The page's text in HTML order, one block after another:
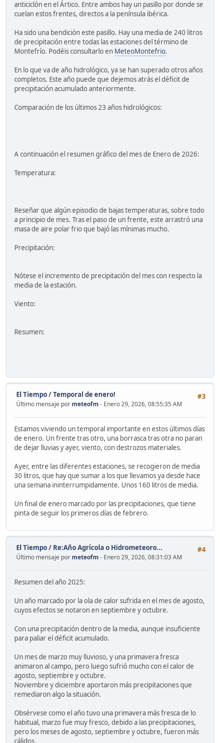
anticiclón en el Ártico. Entre ambos hay un pasillo por donde se
cuelan estos frentes, directos a la península ibérica.
Ha sido una bendición este pasillo. Hay una media de 240 litros
de precipitación entre todas las estaciones del término de
Montefrío. Podéis consultarlo en MeteoMontefrio.
En lo que va de año hidrológico, ya se han superado otros años
completos. Este año puede que dejemos atrás el déficit de
precipitación acumulado anteriormente.
Comparación de los últimos 23 años hidrológicos:
A continuación el resumen gráfico del mes de Enero de 2026:
Temperatura:
Reseñar que algún episodio de bajas temperaturas, sobre todo
a principio de mes. Tras el paso de un frente, este arrastró una
masa de aire polar frio que bajó las mínimas mucho.
Precipitación:
Nótese el incremento de precipitación del mes con respecto la
media de la estación.
Viento:
Resumen:
#3
El Tiempo/Temporal de enero!
Último mensaje por meteofm - Enero 29, 2026, 08:55:35 AM
Estamos viviendo un temporal importante en estos últimos días
de enero. Un frente tras otro, una borrasca tras otra no paran
de dejar lluvias y ayer, viento, con destrozos materiales.
Ayer, entre las diferentes estaciones, se recogieron de media
30 litros, que hay que sumar a los que llevamos ya desde hace
una semana ininterrumpidamente. Unos 160 litros de media.
Un final de enero marcado por las precipitaciones, que tiene
pinta de seguir los primeros días de febrero.
#4
El Tiempo/ Re:Año Agrícola o Hidrometeoro...
Último mensaje por meteofm - Enero 29, 2026, 08:31:03 AM
Resumen del año 2025:
Un año marcado por la ola de calor sufrida en el mes de agosto,
cuyos efectos se notaron en septiembre y octubre.
Con una precipitación dentro de la media, aunque insuficiente
para paliar el déficit acumulado.
Un mes de marzo muy lluvioso, y una primavera fresca
animaron al campo, pero luego sufrió mucho con el calor de
agosto, septiembre y octubre.
Noviembre y diciembre aportaron más precipitaciones que
remediaron algo la situación.
Obsérvese como el año tuvo una primavera más fresca de lo
habitual, marzo fue muy fresco, debido a las precipitaciones,
pero los meses de agosto, septiembre y octubre, fueron más
cálidos.